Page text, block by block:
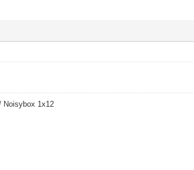
Noisybox 1x12